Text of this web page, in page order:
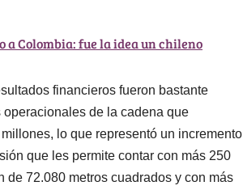
a Colombia: fue la idea un chileno
financieros fueron bastante
de la cadena que
lo que representó un incremento
que les permite contar con más 250
72.080 metros cuadrados y con más